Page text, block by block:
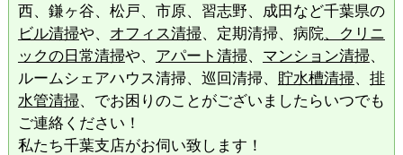
西、鎌ヶ谷、松戸、市原、習志野、成田など千葉県の
ビル清掃や、 オフィス清掃、定期清掃、病院、クリニ
ックの日常清掃や、 アパート清掃、 マンション清掃、
ルームシェアハウス清掃、巡回清掃、 貯水槽清掃、 排
水管清掃、でお困りのことがございましたらいつでも
ご連絡ください！
私たち千葉支店がお伺い致します！